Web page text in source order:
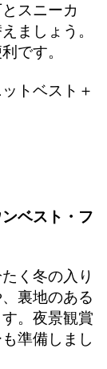
スニーカ
ましょう。
です。
トベスト＋
ベスト・フ
く冬の入り
裏地のある
。夜景観賞
準備しまし